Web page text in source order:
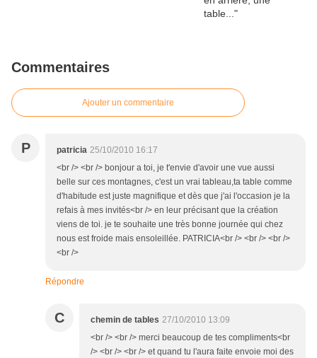
Commentaires
Ajouter un commentaire
P patricia 25/10/2010 16:17
<br /> <br /> bonjour a toi, je t'envie d'avoir une vue aussi
belle sur ces montagnes, c'est un vrai tableau,ta table comme
d'habitude est juste magnifique et dès que j'ai l'occasion je la
refais à mes invités<br /> en leur précisant que la création
viens de toi. je te souhaite une très bonne journée qui chez
nous est froide mais ensoleillée. PATRICIA<br /> <br /> <br />
<br />
Répondre
C chemin de tables 27/10/2010 13:09
<br /> <br /> merci beaucoup de tes compliments<br
/> <br /> <br /> et quand tu l'aura faite envoie moi des